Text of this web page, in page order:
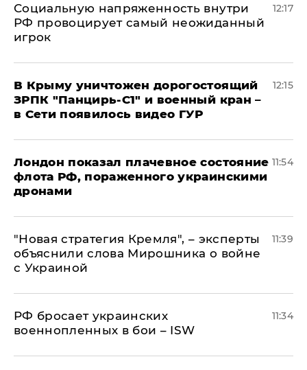
Социальную напряженность внутри
РФ провоцирует самый неожиданный
игрок
12:17
В Крыму уничтожен дорогостоящий
ЗРПК "Панцирь-С1" и военный кран –
в Сети появилось видео ГУР
12:15
Лондон показал плачевное состояние
флота РФ, пораженного украинскими
дронами
11:54
"Новая стратегия Кремля", – эксперты
объяснили слова Мирошника о войне
с Украиной
11:39
РФ бросает украинских
военнопленных в бои – ISW
11:34